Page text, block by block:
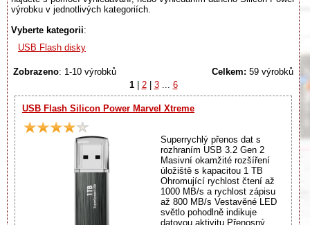
výrobku v jednotlivých kategoriích.
Vyberte kategorii:
USB Flash disky
Zobrazeno: 1-10 výrobků Celkem: 59 výrobků
1 | 2 | 3 6
USB Flash Silicon Power Marvel Xtreme
Superrychlý přenos dat s
rozhraním USB 3.2 Gen 2
Masivní okamžité rozšíření
úložiště s kapacitou 1 TB
Ohromující rychlost čtení až
1000 MB/s a rychlost zápisu
až 800 MB/s Vestavěné LED
světlo pohodlně indikuje
datovou aktivitu Přenosný